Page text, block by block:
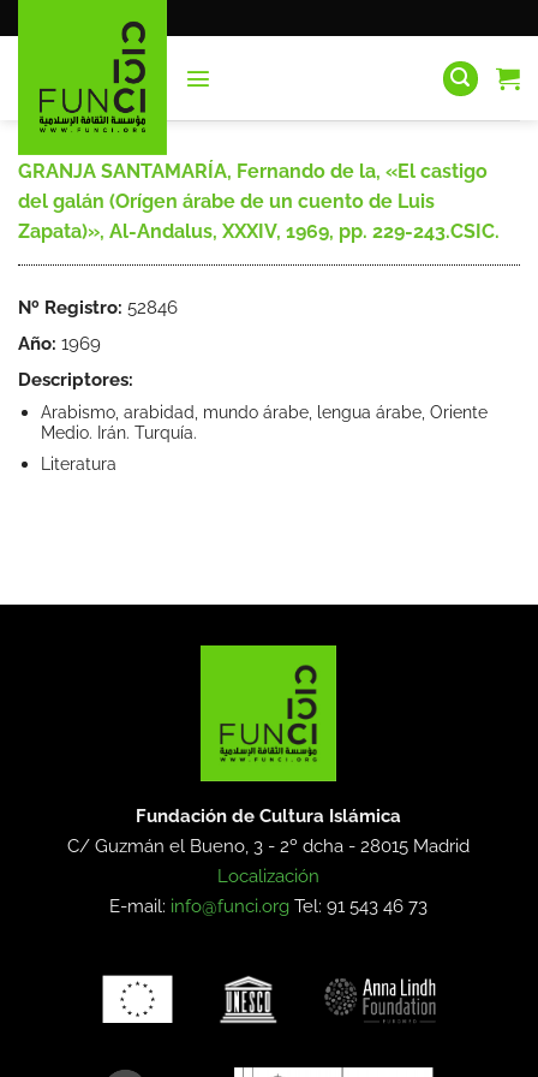
al
GRANJA SANTAMARÍA, Fernando de la, «El castigo
del galán (Orígen árabe de un cuento de Luis
Zapata)», Al-Andalus, XXXIV, 1969, pp. 229-243.CSIC.
Nº Registro: 52846
Año: 1969
Descriptores:
Arabismo, arabidad, mundo árabe, lengua árabe, Oriente
Medio. Irán. Turquía.
Literatura
Fundación de Cultura Islámica
C/ Guzmán el Bueno, 3 - 2º dcha -28015 Madrid
Localización
E-mail: info@funci.org Tel: 91 543 46 73